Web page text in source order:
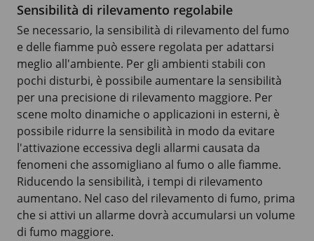
Sensibilità di rilevamento regolabile
Se necessario, la sensibilità di rilevamento del fumo
e delle fiamme può essere regolata per adattarsi
meglio all'ambiente. Per gli ambienti stabili con
pochi disturbi, è possibile aumentare la sensibilità
per una precisione di rilevamento maggiore. Per
scene molto dinamiche o applicazioni in esterni, è
possibile ridurre la sensibilità in modo da evitare
l'attivazione eccessiva degli allarmi causata da
fenomeni che assomigliano al fumo o alle fiamme.
Riducendo la sensibilità, i tempi di rilevamento
aumentano. Nel caso del rilevamento di fumo, prima
che si attivi un allarme dovrà accumularsi un volume
di fumo maggiore.